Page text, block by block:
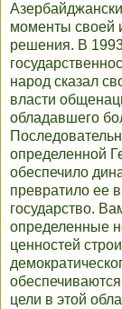
моменты своей
решения. В
народ сказал
власти
обладавшего
определенной
обеспечило
превратило ее
государство.
определенные
ценностей
цели в этой